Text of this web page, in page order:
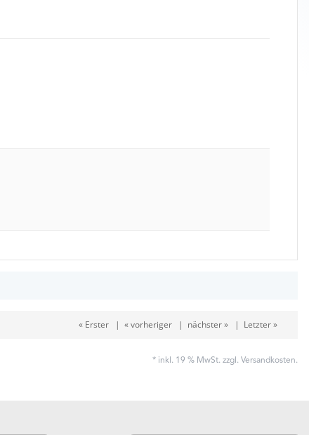
« Erster| « vorheriger| nächster »| Letzter »
* inkl. 19 % MwSt. zzgl. Versandkosten.